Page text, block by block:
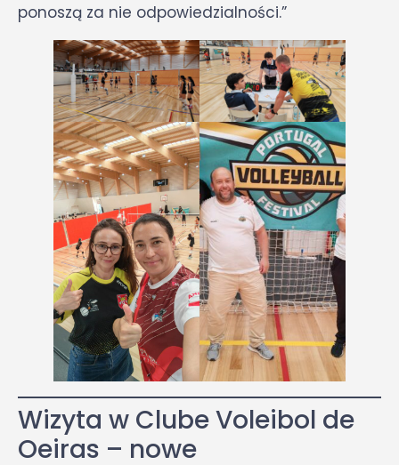
ponoszą za nie odpowiedzialności.”
Wizyta w Clube Voleibol de
Oeiras – nowe